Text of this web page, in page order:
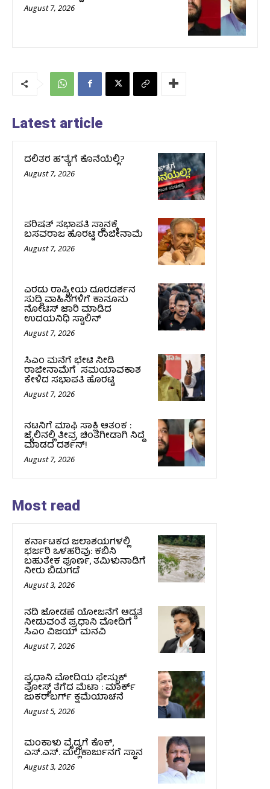
August 7, 2026
Latest article
ದಲಿತರ ಹ*ತ್ಯೆಗೆ ಕೊನೆಯೆಲ್ಲಿ?
August 7, 2026
ಪರಿಷತ್‌ ಸಭಾಪತಿ ಸ್ಥಾನಕ್ಕೆ
ಬಸವರಾಜ ಹೊರಟ್ಟಿ ರಾಜೀನಾಮೆ
August 7, 2026
ಎರಡು ರಾಷ್ಟ್ರೀಯ ದೂರದರ್ಶನ
ಸುದ್ದಿ ವಾಹಿನಿಗಳಿಗೆ ಕಾನೂನು
ನೋಟಿಸ್ ಜಾರಿ ಮಾಡಿದ
ಉದಯನಿಧಿ ಸ್ಟಾಲಿನ್
August 7, 2026
ಸಿಎಂ ಮನೆಗೆ ಭೇಟಿ ನೀಡಿ
ರಾಜೀನಾಮೆಗೆ ಸಮಯಾವಕಾಶ
ಕೇಳಿದ ಸಭಾಪತಿ ಹೊರಟ್ಟಿ
August 7, 2026
ನಟನಿಗೆ ಮಾಫಿ ಸಾಕ್ಷಿ ಆತಂಕ :
ಜೈಲಿನಲ್ಲಿ ತೀವ್ರ ಚಿಂತೆಗೀಡಾಗಿ ನಿದ್ದೆ
ಮಾಡದ ದರ್ಶನ್!
August 7, 2026
Most read
ಕರ್ನಾಟಕದ ಜಲಾಶಯಗಳಲ್ಲಿ
ಭರ್ಜರಿ ಒಳಹರಿವು: ಕಬಿನಿ
ಬಹುತೇಕ ಪೂರ್ಣ, ತಮಿಳುನಾಡಿಗೆ
ನೀರು ಬಿಡುಗಡೆ
August 3, 2026
ನದಿ ಜೋಡಣೆ ಯೋಜನೆಗೆ ಆದ್ಯತೆ
ನೀಡುವಂತೆ ಪ್ರಧಾನಿ ಮೋದಿಗೆ
ಸಿಎಂ ವಿಜಯ್‌ ಮನವಿ
August 7, 2026
ಪ್ರಧಾನಿ ಮೋದಿಯ ಫೇಸ್ಬುಕ್‌
ಪೋಸ್ಟ್‌ ತೆಗೆದ ಮೆಟಾ : ಮಾರ್ಕ್
ಜುಕರ್‌ಬರ್ಗ್ ಕ್ಷಮೆಯಾಚನೆ
August 5, 2026
ಮಂಕಾಳು ವೈದ್ಯಗೆ ಕೊಕ್‌,
ಎಸ್‌.ಎಸ್‌. ಮಲ್ಲಿಕಾರ್ಜುನಗೆ ಸ್ಥಾನ
August 3, 2026